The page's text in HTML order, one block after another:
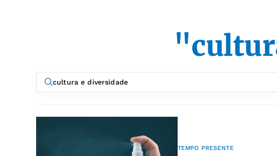
TEMPO PRESENTE